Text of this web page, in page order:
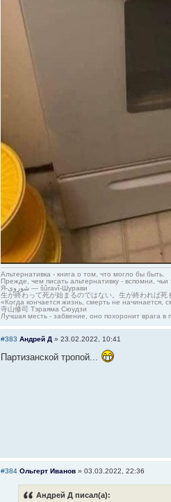
Альтернативка - книга о том, что могло бы быть.
Прежде, чем писать альтернативку - вспомни,
Я-شوروی — šûravî-Шурави
生が終わって死が始まるのではない。生が終われば死
«Когда кончается жизнь, смерть не начинается,
寺山修司 Тэраяма Сюудзи
Лучшая месть - забвение, оно похоронит врага в
#383 Андрей Д » 23.02.2022, 10:41
Партизанской тропой...
#384 Ольгерт Иванов » 03.03.2022, 22:36
Андрей Д писал(а):